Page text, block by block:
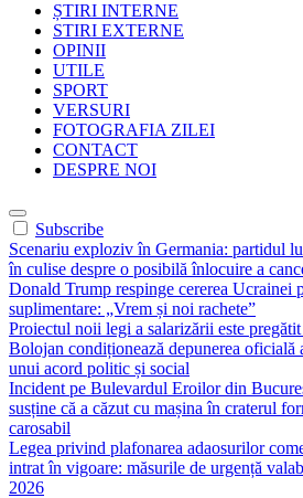
ȘTIRI INTERNE
STIRI EXTERNE
OPINII
UTILE
SPORT
VERSURI
FOTOGRAFIA ZILEI
CONTACT
DESPRE NOI
Subscribe
Scenariu exploziv în Germania: partidul
în culise despre o posibilă înlocuire a
Donald Trump respinge cererea Ucrainei
suplimentare: „Vrem și noi rachete”
Proiectul noii legi a salarizării este
Bolojan condiționează depunerea oficială
unui acord politic și social
Incident pe Bulevardul Eroilor din
susține că a căzut cu mașina în craterul
carosabil
Legea privind plafonarea adaosurilor
intrat în vigoare: măsurile de urgență
2026